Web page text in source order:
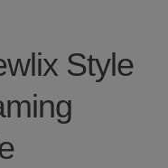
Style